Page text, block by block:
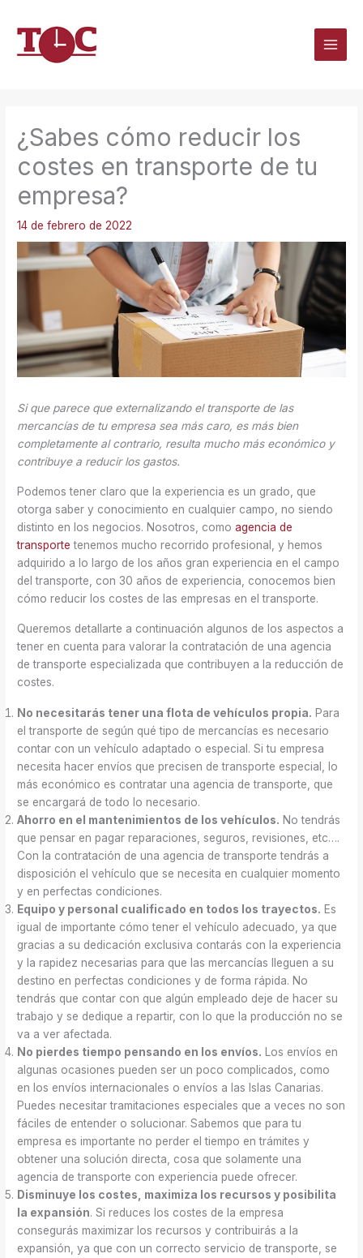
contenido
¿Sabes cómo reducir los
costes en transporte de tu
empresa?
14 de febrero de 2022
Si que parece que externalizando el transporte de las
mercancías de tu empresa sea más caro, es más bien
completamente al contrario, resulta mucho más económico y
contribuye a reducir los gastos.
Podemos tener claro que la experiencia es un grado, que
otorga saber y conocimiento en cualquier campo, no siendo
distinto en los negocios. Nosotros, comoagencia de
transporte tenemos mucho recorrido profesional, y hemos
adquirido a lo largo de los años gran experiencia en el campo
del transporte, con 30 años de experiencia, conocemos bien
cómo reducir los costes de las empresas en el transporte.
Queremos detallarte a continuación algunos de los aspectos a
tener en cuenta para valorar la contratación de una agencia
de transporte especializada que contribuyen a la reducción de
costes.
No necesitarás tener una flota de vehículos propia. Para
el transporte de según qué tipo de mercancías es necesario
contar con un vehículo adaptado o especial. Si tu empresa
necesita hacer envíos que precisen de transporte especial, lo
más económico es contratar una agencia de transporte, que
se encargará de todo lo necesario.
Ahorro en el mantenimientos de los vehículos. No tendrás
que pensar en pagar reparaciones, seguros, revisiones, etc….
Con la contratación de una agencia de transporte tendrás a
disposición el vehículo que se necesita en cualquier momento
y en perfectas condiciones.
Equipo y personal cualificado en todos los trayectos. Es
igual de importante cómo tener el vehículo adecuado, ya que
gracias a su dedicación exclusiva contarás con la experiencia
y la rapidez necesarias para que las mercancías lleguen a su
destino en perfectas condiciones y de forma rápida. No
tendrás que contar con que algún empleado deje de hacer su
trabajo y se dedique a repartir, con lo que la producción no se
va a ver afectada.
No pierdes tiempo pensando en los envíos. Los envíos en
algunas ocasiones pueden ser un poco complicados, como
en los envíos internacionales o envíos a las Islas Canarias.
Puedes necesitar tramitaciones especiales que a veces no son
fáciles de entender o solucionar. Sabemos que para tu
empresa es importante no perder el tiempo en trámites y
obtener una solución directa, cosa que solamente una
agencia de transporte con experiencia puede ofrecer.
Disminuye los costes, maximiza los recursos y posibilita
la expansión. Si reduces los costes de la empresa
consegurás maximizar los recursos y contribuirás a la
expansión, ya que con un correcto servicio de transporte, se